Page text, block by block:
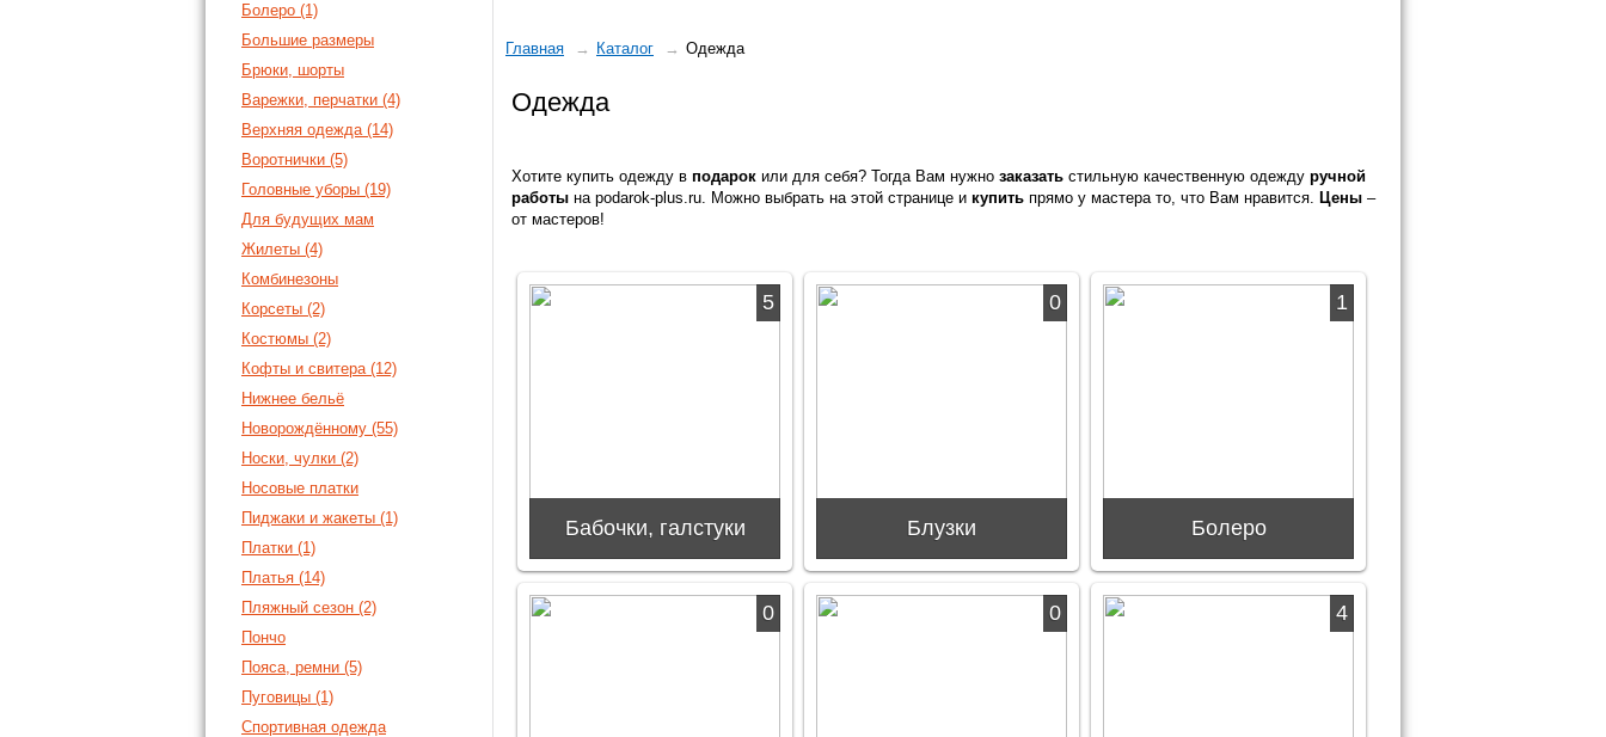
Главная Каталог Одежда
Одежда
Хотите купить одежду в подарок или для себя? Тогда Вам нужно заказать стильную качественную одежду ручной
работы на podarok-plus.ru. Можно выбрать на этой странице и купить прямо у мастера то, что Вам нравится. Цены –
от мастеров!
5
Бабочки, галстуки
0
Блузки
1
Болеро
0 0 4
Болеро (1)
Большие размеры
Брюки, шорты
Варежки, перчатки (4)
Верхняя одежда (14)
Воротнички (5)
Головные уборы (19)
Для будущих мам
Жилеты (4)
Комбинезоны
Корсеты (2)
Костюмы (2)
Кофты и свитера (12)
Нижнее бельё
Новорождённому (55)
Носки, чулки (2)
Носовые платки
Пиджаки и жакеты (1)
Платки (1)
Платья (14)
Пляжный сезон (2)
Пончо
Пояса, ремни (5)
Пуговицы (1)
Спортивная одежда